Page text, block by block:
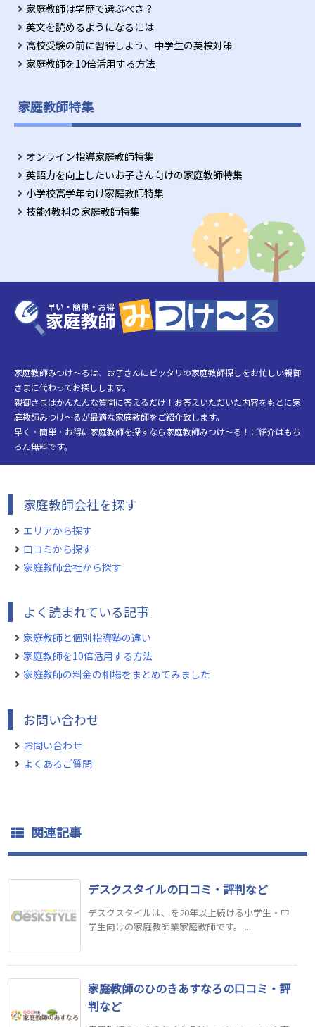
家庭教師は学歴で選ぶべき？
英文を読めるようになるには
高校受験の前に習得しよう、中学生の英検対策
家庭教師を10倍活用する方法
家庭教師特集
オンライン指導家庭教師特集
英語力を向上したいお子さん向けの家庭教師特集
小学校高学年向け家庭教師特集
技能4教科の家庭教師特集
家庭教師みつけ～るは、お子さんにピッタリの家庭教師探しをお忙しい親御
さまに代わってお探しします。
親御さまはかんたんな質問に答えるだけ！お答えいただいた内容をもとに家
庭教師みつけ～るが最適な家庭教師をご紹介致します。
早く・簡単・お得に家庭教師を探すなら家庭教師みつけ～る！ご紹介はもち
ろん無料です。
家庭教師会社を探す
エリアから探す
口コミから探す
家庭教師会社から探す
よく読まれている記事
家庭教師と個別指導塾の違い
家庭教師を10倍活用する方法
家庭教師の料金の相場をまとめてみました
お問い合わせ
お問い合わせ
よくあるご質問
関連記事
デスクスタイルの口コミ・評判など
デスクスタイルは、を20年以上続ける小学生・中
学生向けの家庭教師業家庭教師です。 ...
家庭教師のひのきあすなろの口コミ・評
判など